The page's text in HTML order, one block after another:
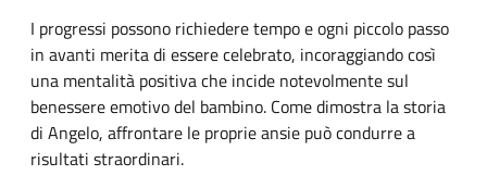
I progressi possono richiedere tempo e ogni piccolo passo
in avanti merita di essere celebrato, incoraggiando così
una mentalità positiva che incide notevolmente sul
benessere emotivo del bambino. Come dimostra la storia
di Angelo, affrontare le proprie ansie può condurre a
risultati straordinari.